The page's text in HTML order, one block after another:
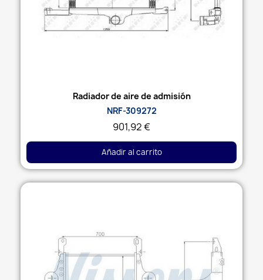
Vista rápida
Radiador de aire de admisión
NRF-309272
901,92 €
Añadir al carrito